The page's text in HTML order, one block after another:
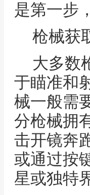
是第一步
枪械获
大多数
于瞄准和
械一般需
分枪械拥
击开镜奔
或通过按
星或独特